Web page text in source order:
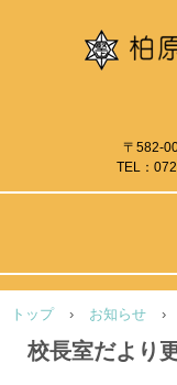
〒582-
TEL：
トップ › お知らせ ›
校長室だより